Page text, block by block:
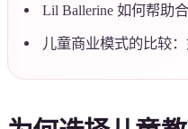
Lil Ballerine 如何帮助
儿童商业模式的比较：